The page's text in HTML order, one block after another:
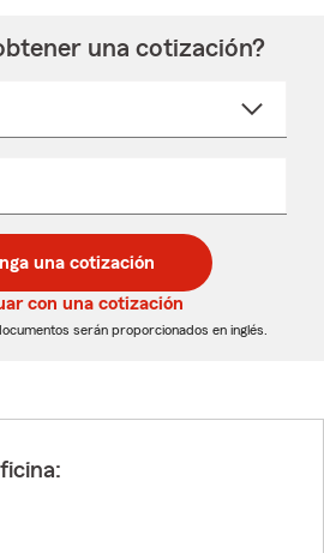
una cotización?
una cotización
con una cotización
serán proporcionados en inglés.